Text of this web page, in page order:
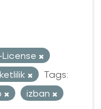
Tags:
izban